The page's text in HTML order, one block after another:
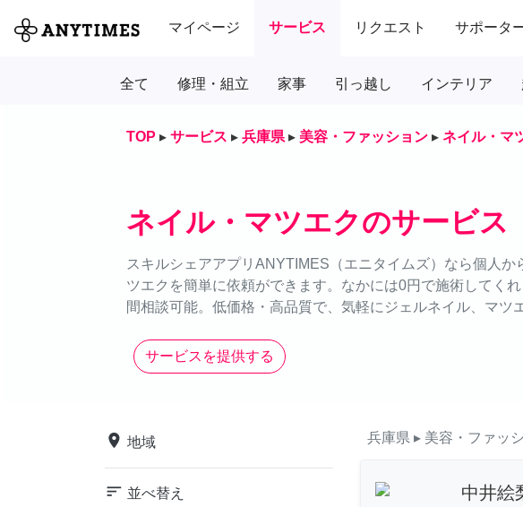
マイページ サービス リクエスト サポータ
全て 修理・組立 家事 引っ越し インテリア
TOP ▸ サービス ▸ 兵庫県 ▸ 美容・ファッション ▸ ネイル・マ
ネイル・マツエクのサービス
スキルシェアアプリANYTIMES（エニタイムズ）なら個人
ツエクを簡単に依頼ができます。なかには0円で施術してく
間相談可能。低価格・高品質で、気軽にジェルネイル、マツ
サービスを提供する
place 地域
sort 並べ替え
兵庫県 ▸ 美容・ファッ
中井絵